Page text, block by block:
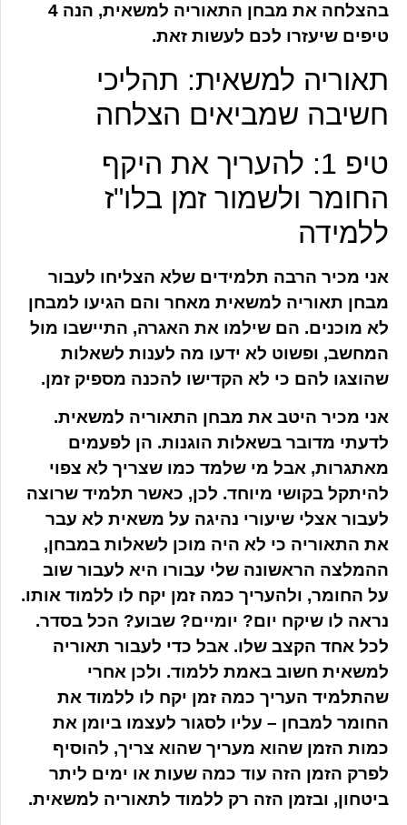
בהצלחה את מבחן התאוריה למשאית, הנה 4
טיפים שיעזרו לכם לעשות זאת.
תאוריה למשאית: תהליכי
חשיבה שמביאים הצלחה
טיפ 1: להעריך את היקף
החומר ולשמור זמן בלו"ז
ללמידה
אני מכיר הרבה תלמידים שלא הצליחו לעבור
מבחן תאוריה למשאית מאחר והם הגיעו למבחן
לא מוכנים. הם שילמו את האגרה, התיישבו מול
המחשב, ופשוט לא ידעו מה לענות לשאלות
שהוצגו להם כי לא הקדישו להכנה מספיק זמן.
אני מכיר היטב את מבחן התאוריה למשאית.
לדעתי מדובר בשאלות הוגנות. הן לפעמים
מאתגרות, אבל מי שלמד כמו שצריך לא צפוי
להיתקל בקושי מיוחד. לכן, כאשר תלמיד שרוצה
לעבור אצלי שיעורי נהיגה על משאית לא עבר
את התאוריה כי לא היה מוכן לשאלות במבחן,
ההמלצה הראשונה שלי עבורו היא לעבור שוב
על החומר, ולהעריך כמה זמן יקח לו ללמוד אותו.
נראה לו שיקח יום? יומיים? שבוע? הכל בסדר.
לכל אחד הקצב שלו. אבל כדי לעבור תאוריה
למשאית חשוב באמת ללמוד. ולכן אחרי
שהתלמיד העריך כמה זמן יקח לו ללמוד את
החומר למבחן – עליו לסגור לעצמו ביומן את
כמות הזמן שהוא מעריך שהוא צריך, להוסיף
לפרק הזמן הזה עוד כמה שעות או ימים ליתר
ביטחון, ובזמן הזה רק ללמוד לתאוריה למשאית.